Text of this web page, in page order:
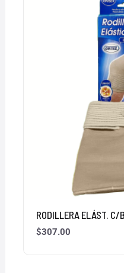
RODILLERA ELÁST. C/
$307.00